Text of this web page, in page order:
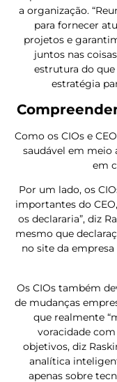
a organização.
para fornecer
projetos e
juntos nas
estrutura do que
estratégia
Como os CIOs e
saudável em meio
em
Por um lado, os
importantes do
os declararia”, diz
mesmo que
no site da
Os CIOs também
de mudanças
que realmente
voracidade com
objetivos, diz
analítica
apenas sobre